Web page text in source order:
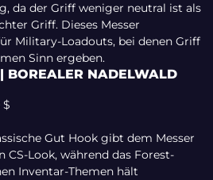
da der Griff weniger neutral ist als
Griff. Dieses Messer
Military-Loadouts, bei denen Griff
Sinn ergeben.
BOREALER NADELWALD
$
Gut Hook gibt dem Messer
CS-Look, während das Forest-
Inventar-Themen hält